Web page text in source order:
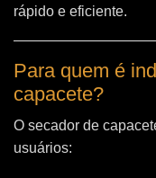
rápido e eficiente.
Para quem é
capacete?
O secador de
usuários: